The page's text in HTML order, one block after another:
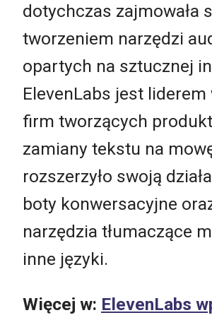
dotychczas zajmowała
tworzeniem narzędzi
opartych na sztucznej
ElevenLabs jest liderem
firm tworzących
zamiany tekstu na
rozszerzyło swoją
boty konwersacyjne
narzędzia tłumaczące
inne języki.
Więcej w: ElevenLabs